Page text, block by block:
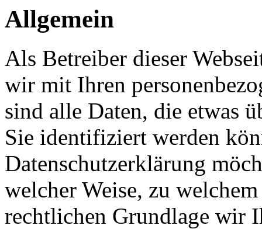
Allgemein
Als Betreiber dieser
wir mit Ihren
sind alle Daten, die etwas
Sie identifiziert werden
Datenschutzerklärung
welcher Weise, zu
rechtlichen Grundlage wir